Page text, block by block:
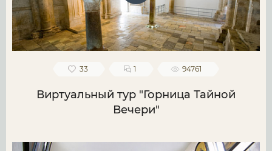
33 1 94761
Виртуальный тур "Горница Тайной
Вечери"